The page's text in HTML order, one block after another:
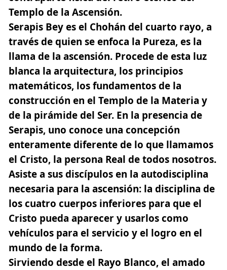
Templo de la Ascensión.
Serapis Bey es el Chohán del cuarto rayo,a
través de quien se enfoca la Pureza,es la
llama de la ascensión. Procede de esta luz
blanca la arquitectura, los principios
matemáticos, los fundamentos de la
construcción en el Templo de la Materia y
de la pirámide del Ser. En la presencia de
Serapis, uno conoce una concepción
enteramente diferente de lo que llamamos
el Cristo, la persona Real de todos nosotros.
Asiste a sus discípulos en la autodisciplina
necesaria para la ascensión: la disciplina de
los cuatro cuerpos inferiores para que el
Cristo pueda aparecer y usarlos como
vehículos para el servicio y el logro en el
mundo de la forma.
Sirviendo desde el Rayo Blanco, el amado